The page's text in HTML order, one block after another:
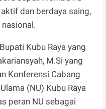
dan berdaya saing,
Kubu Raya yang
M.Si yang
Konferensi Cabang
(NU) Kubu Raya
peran NU sebagai